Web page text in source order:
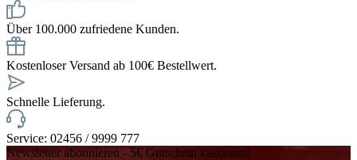
Über 100.000 zufriedene Kunden.
Kostenloser Versand ab 100€ Bestellwert.
Schnelle Lieferung.
Service: 02456 / 9999 777
Newsletter abonnieren - 5€ Gutschein kassieren!